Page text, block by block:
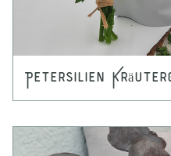
Petersilien